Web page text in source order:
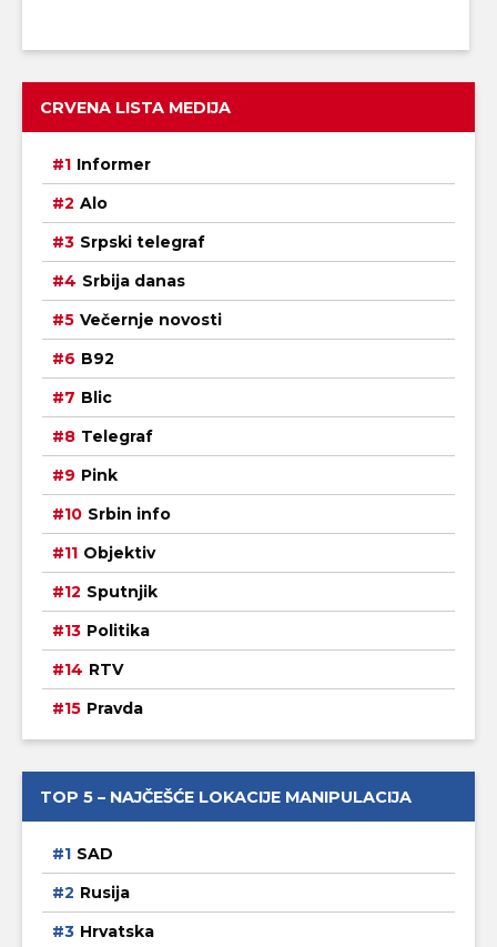
CRVENA LISTA MEDIJA
Informer
Alo
Srpski telegraf
Srbija danas
Večernje novosti
B92
Blic
Telegraf
Pink
Srbin info
Objektiv
Sputnjik
Politika
RTV
Pravda
TOP 5 – NAJČEŠĆE LOKACIJE MANIPULACIJA
SAD
Rusija
Hrvatska